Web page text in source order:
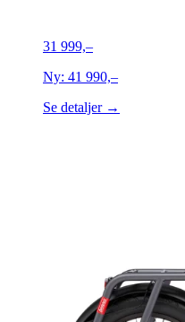
31 999,–
Ny: 41 990,–
Se detaljer →